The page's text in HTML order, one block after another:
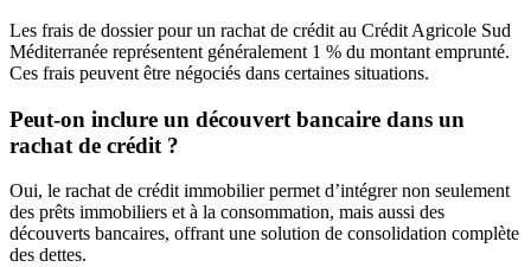
Les frais de dossier pour un rachat de crédit au Crédit Agricole Sud
Méditerranée représentent généralement 1 % du montant emprunté.
Ces frais peuvent être négociés dans certaines situations.
Peut-on inclure un découvert bancaire dans un
rachat de crédit ?
Oui, le rachat de crédit immobilier permet d’intégrer non seulement
des prêts immobiliers et à la consommation, mais aussi des
découverts bancaires, offrant une solution de consolidation complète
des dettes.